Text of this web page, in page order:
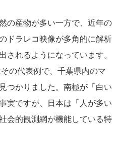
の産物が多い一方で、近年の
ドラレコ映像が多角的に解析
されるようになっています。
の代表例で、千葉県内のマ
つかりました。南極が「白い
実ですが、日本は「人が多い
会的観測網が機能している特